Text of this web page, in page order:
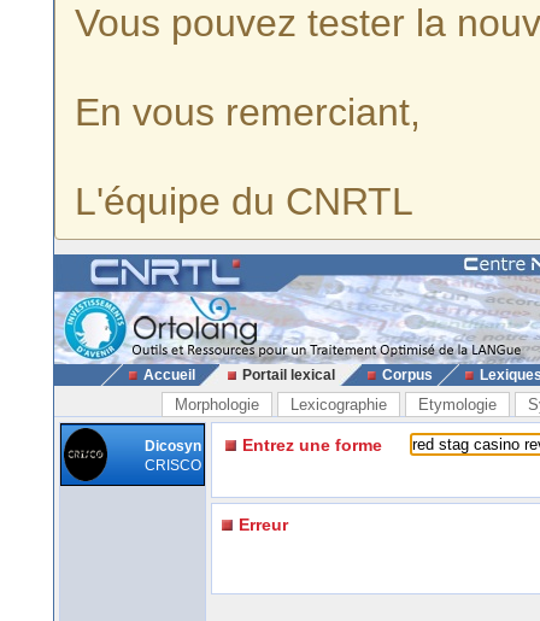
Vous pouvez tester la
En vous remerciant,
L'équipe du CNRTL
Accueil Portail lexical Corpus
Morphologie Lexicographie Etymologie
Dicosyn
CRISCO
Entrez une forme
Erreur